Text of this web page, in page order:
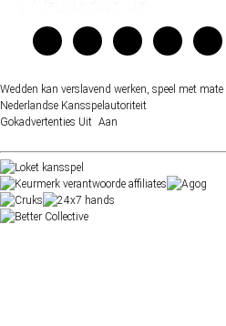
Wedden kan verslavend werken, speel met mate |
Nederlandse Kansspelautoriteit
Gokadvertenties Uit Aan